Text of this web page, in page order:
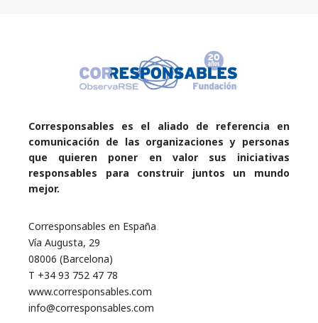
Corresponsables es el aliado de referencia en
comunicación de las organizaciones y personas
que quieren poner en valor sus iniciativas
responsables para construir juntos un mundo
mejor.
Corresponsables en España
Vía Augusta, 29
08006 (Barcelona)
T +34 93 752 47 78
www.corresponsables.com
info@corresponsables.com